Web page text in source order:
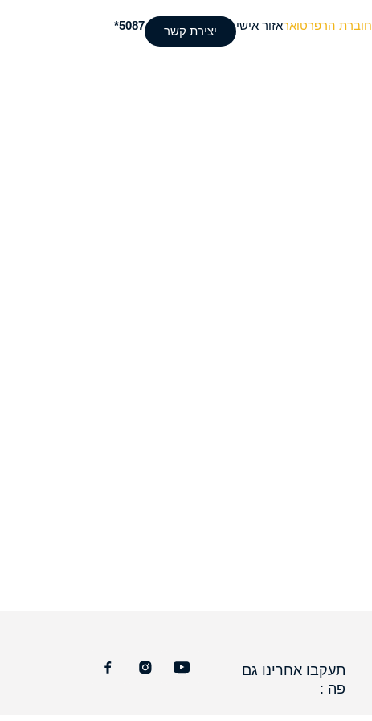
חוברת הרפרטואראזור אישי יצירת קשר 5087*
תעקבו אחרינו גם
פה :